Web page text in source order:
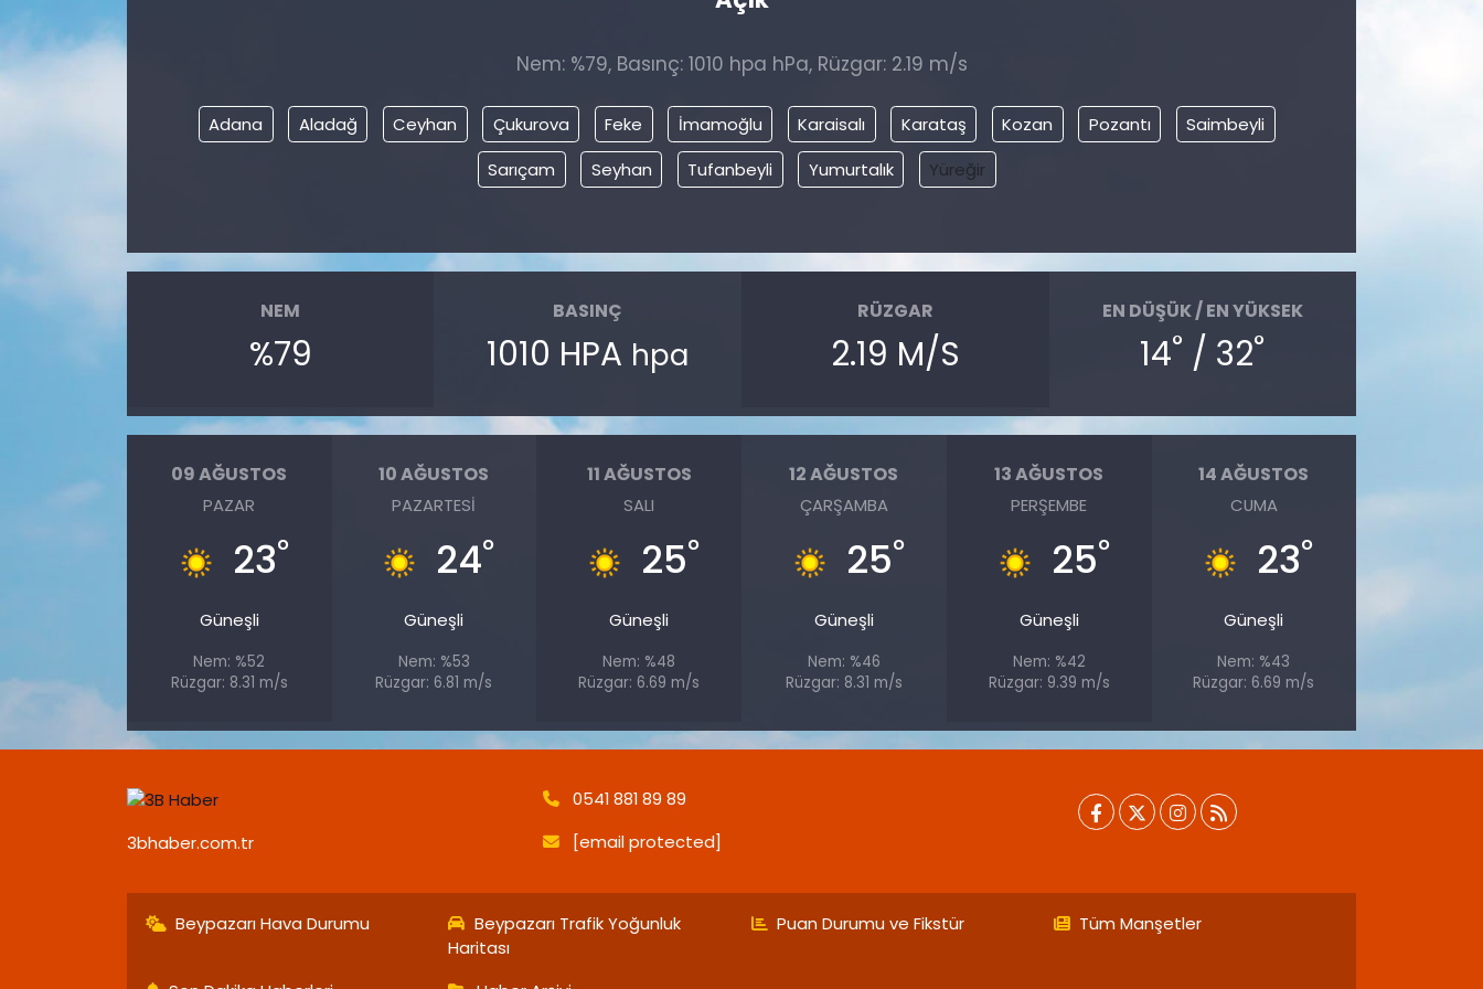
Nem: %79, Basınç: 1010 hpa hPa, Rüzgar: 2.19 m/s
Adana Aladağ Ceyhan Çukurova Feke İmamoğlu Karaisalı Karataş Kozan Pozantı
Saimbeyli
Sarıçam
Seyhan Tufanbeyli Yumurtalık Yüreğir
NEM
%79
BASINÇ
1010 HPA hpa
RÜZGAR
2.19 M/S
EN DÜŞÜK / EN YÜKSEK
14° / 32°
09 AĞUSTOS
PAZAR
23°
Güneşli
Nem: %52
Rüzgar: 8.31 m/s
10 AĞUSTOS
PAZARTESI
24°
Güneşli
Nem: %53
Rüzgar: 6.81 m/s
11 AĞUSTOS
SALI
25°
Güneşli
Nem: %48
Rüzgar: 6.69 m/s
12 AĞUSTOS
ÇARŞAMBA
25°
Güneşli
Nem: %46
Rüzgar: 8.31 m/s
13 AĞUSTOS
PERŞEMBE
25°
Güneşli
Nem: %42
Rüzgar: 9.39 m/s
14 AĞUSTOS
CUMA
23°
Güneşli
Nem: %43
Rüzgar: 6.69 m/s
3bhaber.com.tr
0541 881 89 89
[email protected]
Beypazarı Hava Durumu
Beypazarı Trafik Yoğunluk
Haritası
Puan Durumu ve Fikstür Tüm Manşetler